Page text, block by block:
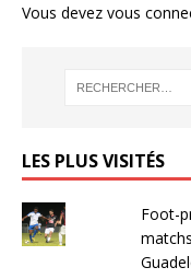
Vous devez vous
LES PLUS VISITÉS
Foot-